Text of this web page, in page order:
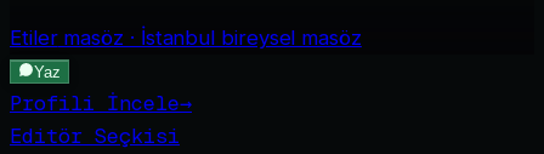
Etilermasöz · İstanbul bireysel masöz
Yaz
Profili İncele→
Editör Seçkisi